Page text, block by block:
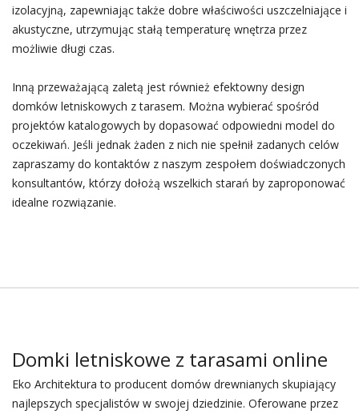
izolacyjną, zapewniając także dobre właściwości uszczelniające i
akustyczne, utrzymując stałą temperaturę wnętrza przez
możliwie długi czas.
Inną przeważającą zaletą jest również efektowny design
domków letniskowych z tarasem. Można wybierać spośród
projektów katalogowych by dopasować odpowiedni model do
oczekiwań. Jeśli jednak żaden z nich nie spełnił zadanych celów
zapraszamy do kontaktów z naszym zespołem doświadczonych
konsultantów, którzy dołożą wszelkich starań by zaproponować
idealne rozwiązanie.
Domki letniskowe z tarasami online
Eko Architektura to producent domów drewnianych skupiający
najlepszych specjalistów w swojej dziedzinie. Oferowane przez